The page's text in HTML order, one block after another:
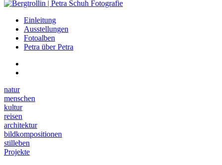
Einleitung
Ausstellungen
Fotoalben
Petra über Petra
natur
menschen
kultur
reisen
architektur
bildkompositionen
stilleben
Projekte